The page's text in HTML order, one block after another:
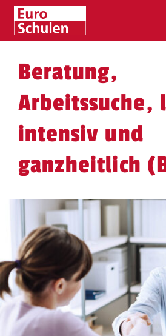
Beratung,
Arbeitssuche,
intensiv und
ganzheitlich